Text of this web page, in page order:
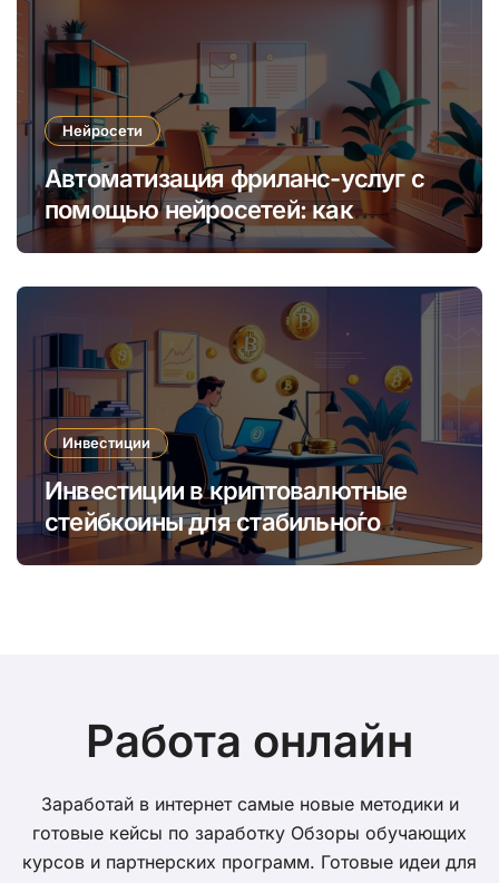
Нейросети
Автоматизация фриланс-услуг с
помощью нейросетей: как
увеличить доход и сократить
Инвестиции
Инвестиции в криптовалютные
стейбкоины для стабильно́го
онлайн-заработка в условиях
Работа онлайн
Заработай в интернет самые новые методики и
готовые кейсы по заработку Обзоры обучающих
курсов и партнерских программ. Готовые идеи для